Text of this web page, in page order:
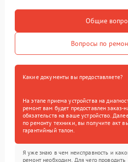
Общие
Вопросы по
Какие документы вы предоставляете?
На этапе приема устройства на
ремонт вам будет предоставлен заказ-
обязательств на ваше устройство.
по ремонту техники, вы получите акт
гарантийный талон.
Я уже знаю в чем неисправность и
ремонт необходим. Для чего проводить